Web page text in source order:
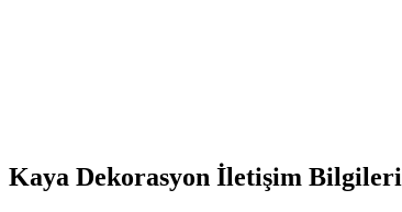
Kaya Dekorasyon İletişim Bilgileri